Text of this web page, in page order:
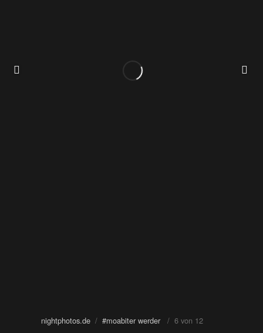
nightphotos.de / #moabiter werder / 6 von 12